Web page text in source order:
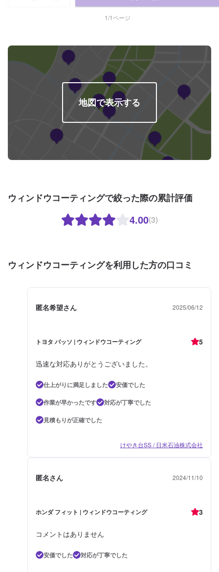
たけどうまく付けられない、そんな経験はございませんか？ジェイピットミ
ナミでは、自らがネットで購入したパーツを取り付けることが可能です。ク
間：8:30〜18:00定休日：日・祝・第一月曜
1/1ページ
地図で表示する
ウィンドウコーティングで絞った際の累計評価
4.00(3)
ウィンドウコーティングを利用した方の口コミ
匿名希望さん 2025/06/12
トヨタ パッソ | ウィンドウコーティング 5
迅速な対応ありがとうございました。
仕上がりに満足しました
安価でした
作業が早かったです
対応が丁寧でした
見積もりが正確でした
けやき台SS / 日米石油株式会社
匿名さん 2024/11/10
ホンダ フィット | ウィンドウコーティング 3
コメントはありません
安価でした 対応が丁寧でした